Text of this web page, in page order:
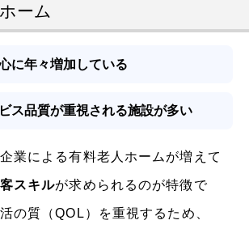
ーム
に年々増加している
ス品質が重視される施設が多い
業による有料老人ホームが増えて
スキルが求められるのが特徴で
の質（QOL）を重視するため、